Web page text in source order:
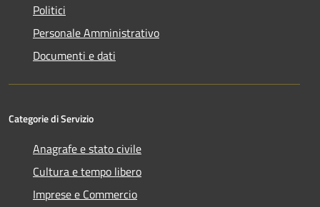
Politici
Personale Amministrativo
Documenti e dati
Categorie di Servizio
Anagrafe e stato civile
Cultura e tempo libero
Imprese e Commercio